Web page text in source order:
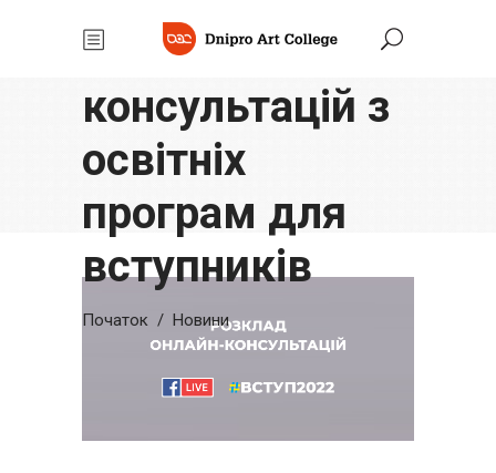
онлайн-
консультацій з
освітніх
програм для
вступників
Початок / Новини